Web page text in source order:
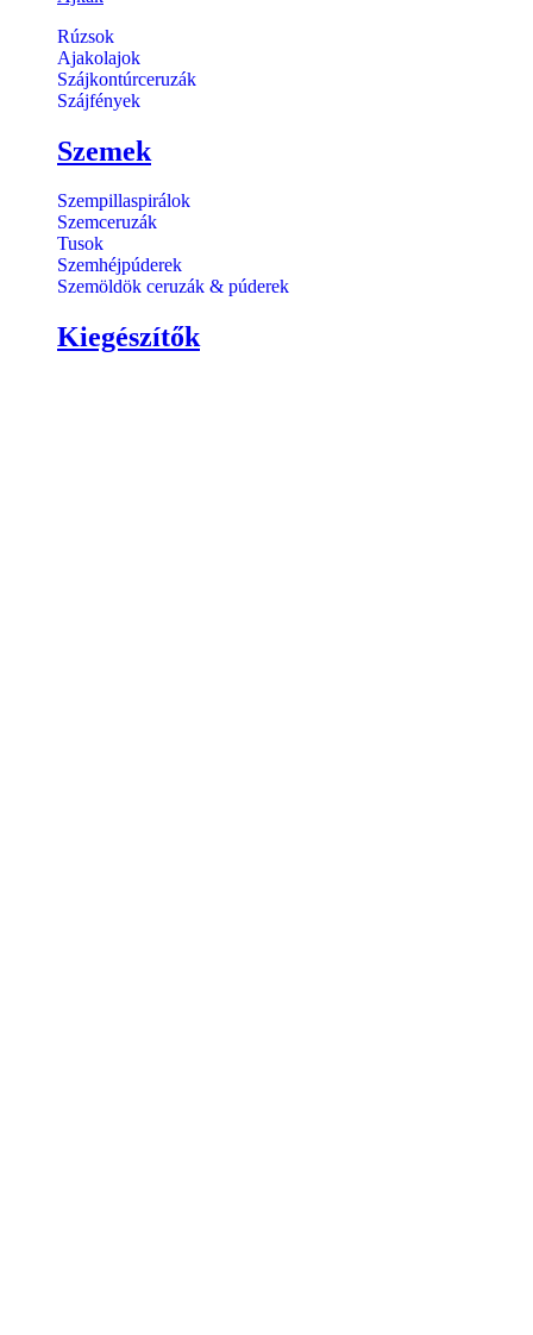
Rúzsok
Ajakolajok
Szájkontúrceruzák
Szájfények
Szemek
Szempillaspirálok
Szemceruzák
Tusok
Szemhéjpúderek
Szemöldök ceruzák & púderek
Kiegészítők